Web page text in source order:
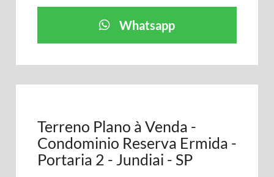
Whatsapp
Terreno Plano à Venda -
Condominio Reserva Ermida -
Portaria 2 - Jundiai - SP